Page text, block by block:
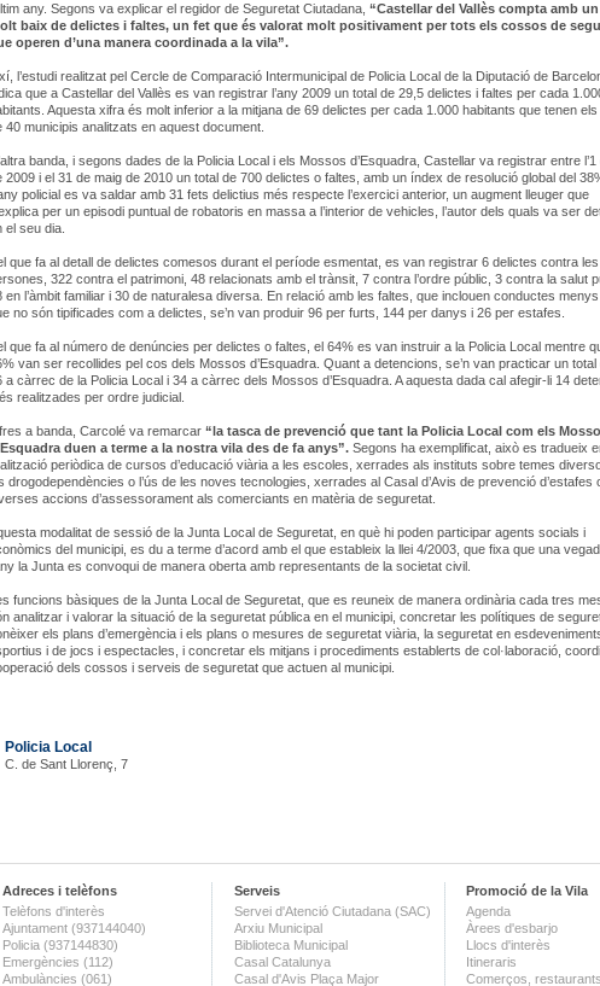
any. Segons va explicar el regidor de Seguretat Ciutadana, “Castellar del Vallès compta amb
baix de delictes i faltes, un fet que és valorat molt positivament per tots els cossos de
operen d’una manera coordinada a la vila”.
l’estudi realitzat pel Cercle de Comparació Intermunicipal de Policia Local de la Diputació de
que a Castellar del Vallès es van registrar l’any 2009 un total de 29,5 delictes i faltes per cada
Aquesta xifra és molt inferior a la mitjana de 69 delictes per cada 1.000 habitants que tenen
40 municipis analitzats en aquest document.
banda, i segons dades de la Policia Local i els Mossos d’Esquadra, Castellar va registrar entre
2009 i el 31 de maig de 2010 un total de 700 delictes o faltes, amb un índex de resolució global del
policial es va saldar amb 31 fets delictius més respecte l’exercici anterior, un augment lleuger que
per un episodi puntual de robatoris en massa a l’interior de vehicles, l’autor dels quals va ser
el seu dia.
que fa al detall de delictes comesos durant el període esmentat, es van registrar 6 delictes contra les
322 contra el patrimoni, 48 relacionats amb el trànsit, 7 contra l’ordre públic, 3 contra la salut
en l’àmbit familiar i 30 de naturalesa diversa. En relació amb les faltes, que inclouen conductes
no són tipificades com a delictes, se’n van produir 96 per furts, 144 per danys i 26 per estafes.
que fa al número de denúncies per delictes o faltes, el 64% es van instruir a la Policia Local mentre
van ser recollides pel cos dels Mossos d’Esquadra. Quant a detencions, se’n van practicar un total
a càrrec de la Policia Local i 34 a càrrec dels Mossos d’Esquadra. A aquesta dada cal afegir-li 14
realitzades per ordre judicial.
a banda, Carcolé va remarcar “la tasca de prevenció que tant la Policia Local com els
duen a terme a la nostra vila des de fa anys”. Segons ha exemplificat, això es tradueix
periòdica de cursos d’educació viària a les escoles, xerrades als instituts sobre temes
drogodependències o l’ús de les noves tecnologies, xerrades al Casal d’Avis de prevenció d’estafes
accions d’assessorament als comerciants en matèria de seguretat.
modalitat de sessió de la Junta Local de Seguretat, en què hi poden participar agents socials i
del municipi, es du a terme d’acord amb el que estableix la llei 4/2003, que fixa que una
la Junta es convoqui de manera oberta amb representants de la societat civil.
funcions bàsiques de la Junta Local de Seguretat, que es reuneix de manera ordinària cada tres
analitzar i valorar la situació de la seguretat pública en el municipi, concretar les polítiques de
els plans d’emergència i els plans o mesures de seguretat viària, la seguretat en
i de jocs i espectacles, i concretar els mitjans i procediments establerts de col·laboració,
dels cossos i serveis de seguretat que actuen al municipi.
Policia Local
C. de Sant Llorenç, 7
Adreces i telèfons
Telèfons d'interès
Ajuntament (937144040)
Policia (937144830)
Emergències (112)
Ambulàncies (061)
Serveis
Servei d'Atenció Ciutadana (SAC)
Arxiu Municipal
Biblioteca Municipal
Casal Catalunya
Casal d'Avis Plaça Major
Promoció de la Vila
Agenda
Àrees d'esbarjo
Llocs d'interès
Itineraris
Comerços,